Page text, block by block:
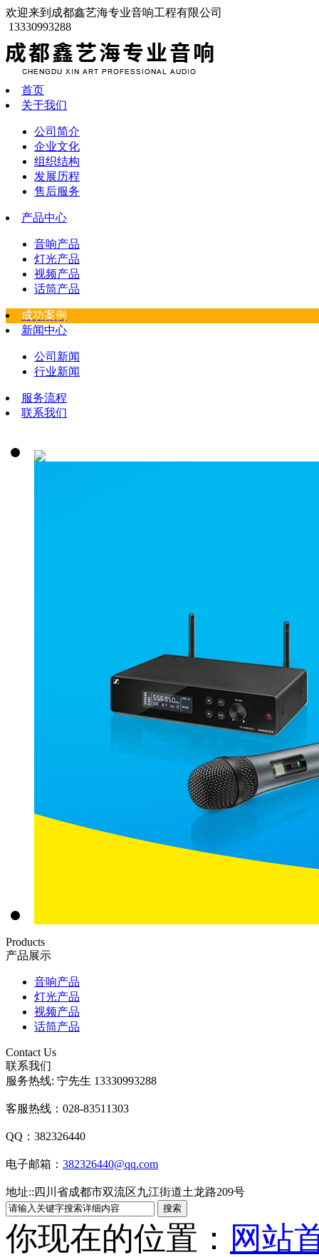
欢迎来到成都鑫艺海专业音响工程有限公司
13330993288
首页
关于我们
公司简介
企业文化
组织结构
发展历程
售后服务
产品中心
音响产品
灯光产品
视频产品
话筒产品
成功案例
新闻中心
公司新闻
行业新闻
服务流程
联系我们
Products
产品展示
音响产品
灯光产品
视频产品
话筒产品
Contact Us
联系我们
服务热线: 宁先生 13330993288
客服热线：028-83511303
QQ：382326440
电子邮箱： 382326440@qq.com
地址:: 四川省成都市双流区九江街道土龙路209号
你现在的位置： 网站